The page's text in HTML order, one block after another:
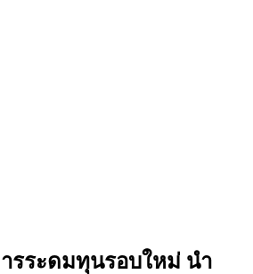
รระดมทุนรอบใหม่ นำ